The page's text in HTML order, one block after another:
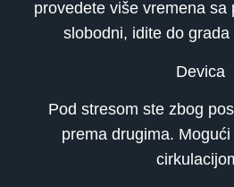
provedete više vremena sa
slobodni, idite do
Devica
Pod stresom ste zbog
prema drugima.